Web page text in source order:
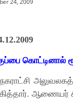
24, 2009
கொட்டினால்
நகராட்சி
. ஆணையர்